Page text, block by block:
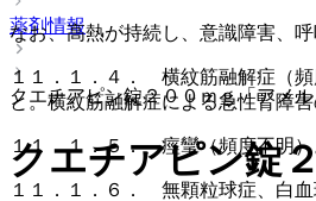
なお、高熱が持続し、意識障害、
１１．１．４． 横紋筋融解症（頻
と。横紋筋融解症による急性腎障
１１．１．５． 痙攣（頻度不明
１１．１．６． 無顆粒球症、白血
薬剤情報
クエチアピン錠２００ｍｇ「アメル
クエチアピン錠